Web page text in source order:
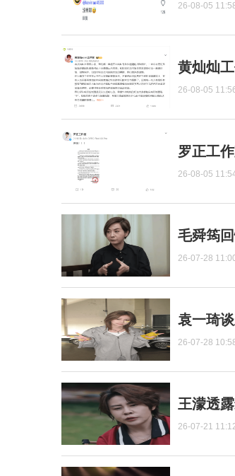
26-08-05
黄灿灿
26-08-05
罗正工
26-08-05
毛舜筠
26-07-28
袁一琦
26-07-28
王濛透
26-07-21